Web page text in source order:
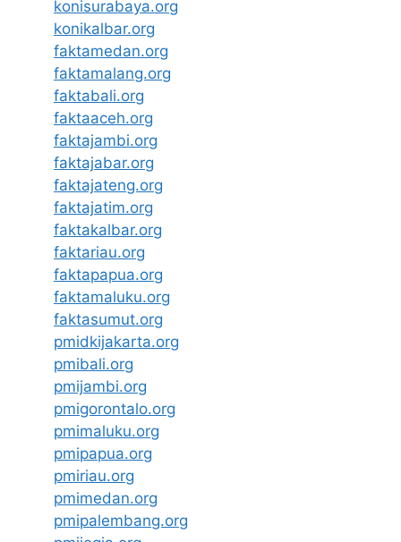
konisurabaya.org
konikalbar.org
faktamedan.org
faktamalang.org
faktabali.org
faktaaceh.org
faktajambi.org
faktajabar.org
faktajateng.org
faktajatim.org
faktakalbar.org
faktariau.org
faktapapua.org
faktamaluku.org
faktasumut.org
pmidkijakarta.org
pmibali.org
pmijambi.org
pmigorontalo.org
pmimaluku.org
pmipapua.org
pmiriau.org
pmimedan.org
pmipalembang.org